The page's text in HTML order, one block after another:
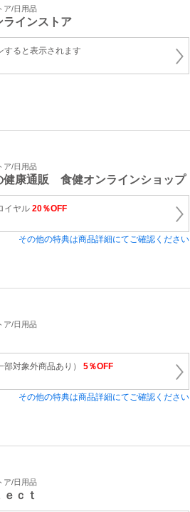
ア/日用品
ラインストア
すると表示されます
ア/日用品
健康通販 食健オンラインショップ
イヤル 20％OFF
その他の特典は商品詳細にてご確認ください
ア/日用品
部対象外商品あり） 5％OFF
その他の特典は商品詳細にてご確認ください
ア/日用品
ｃｔ